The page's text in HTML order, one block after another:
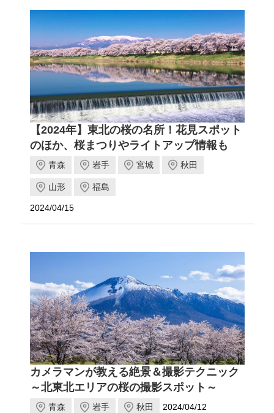
【2024年】東北の桜の名所！花見スポット
のほか、桜まつりやライトアップ情報も
青森 岩手 宮城 秋田
山形 福島
2024/04/15
カメラマンが教える絶景＆撮影テクニック
～北東北エリアの桜の撮影スポット～
青森 岩手 秋田 2024/04/12